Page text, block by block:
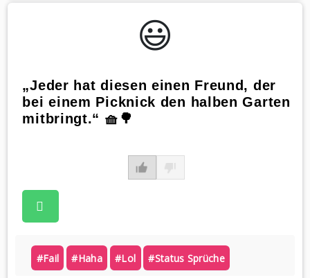
😃️
„Jeder hat diesen einen Freund, der
bei einem Picknick den halben Garten
mitbringt.“ 🧺🌳
#fail #haha #lol #status Sprüche